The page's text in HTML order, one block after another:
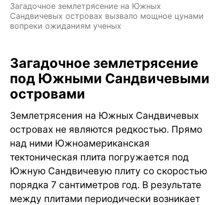
Загадочное землетрясение на Южных
Сандвичевых островах вызвало мощное цунами
вопреки ожиданиям ученых
Загадочное землетрясение
под Южными Сандвичевыми
островами
Землетрясения на Южных Сандвичевых
островах не являются редкостью. Прямо
над ними Южноамериканская
тектоническая плита погружается под
Южную Сандвичевую плиту со скоростью
порядка 7 сантиметров год. В результате
между плитами периодически возникает